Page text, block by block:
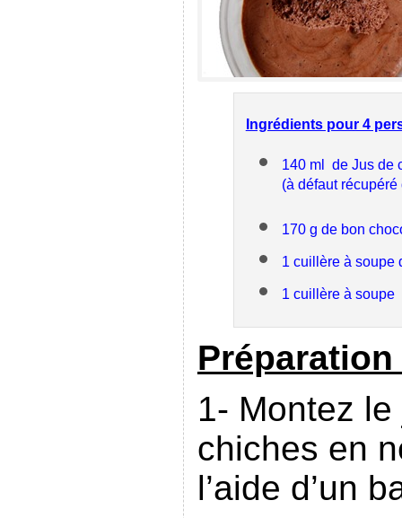
Ingrédients pour 4
140 ml de Jus de
(à défaut
170 g de bon
1 cuillère à soupe
1 cuillère à soupe
Préparation
1- Montez
chiches en
l’aide d’un